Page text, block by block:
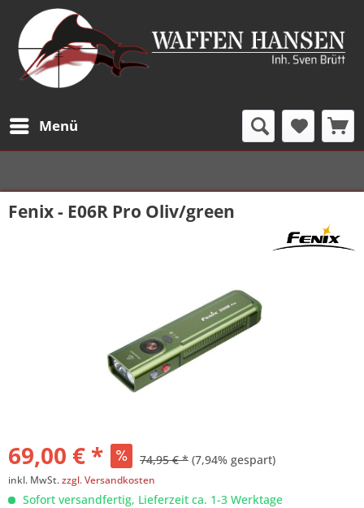
Menü
Fenix - E06R Pro Oliv/green
69,00 € * 74,95 € * (7,94% gespart)
inkl. MwSt.zzgl. Versandkosten
Sofort versandfertig, Lieferzeit ca. 1-3 Werktage